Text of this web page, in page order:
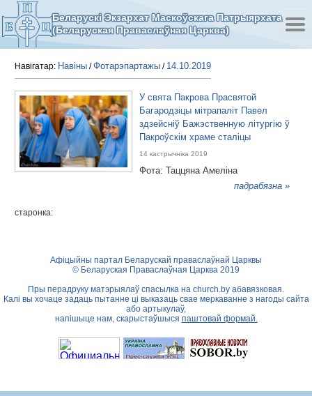
Беларускі Экзархат Маскоўскага Патрыярхата
(Беларуская Праваслаўная Царква)
Навігатар: Навіны /Фотарэпартажы / 14.10.2019
У свята Пакрова Прасвятой
Багародзіцы мітрапаліт Павел
здзейсніў Бажэственную літургію ў
Пакроўскім храме сталіцы
14 кастрычніка 2019
Фота: Таццяна Амеліна
падрабязна »
старонка:
Афіцыйны партал Беларускай праваслаўнай Царквы
© Беларуская Праваслаўная Царква 2019
Пры перадруку матэрыялаў спасылка на church.by абавязковая.
Калі вы хочаце задаць пытанне ці выказаць свае меркаванне з нагоды сайта
або артыкулаў,
напішыце нам, скарыстаўшыся паштовай формай.